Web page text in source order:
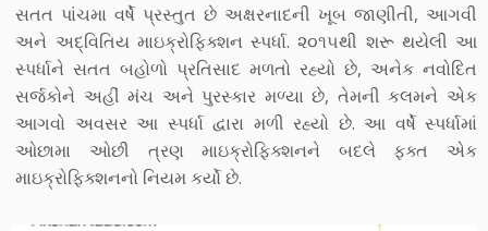
સતત પાંચમા વર્ષે પ્રસ્તુત છે અક્ષરનાદની ખૂબ જાણીતી, આગવી
અને અદ્વિતિય માઇક્રોફિક્શન સ્પર્ધા. ૨૦૧૫થી શરૂ થયેલી આ
સ્પર્ધાને સતત બહોળો પ્રતિસાદ મળતો રહ્યો છે, અનેક નવોદિત
સર્જકોને અહીં મંચ અને પુરસ્કાર મળ્યા છે, તેમની કલમને એક
આગવો અવસર આ સ્પર્ધા દ્વારા મળી રહ્યો છે. આ વર્ષે સ્પર્ધામાં
ઓછામા ઓછી ત્રણ માઇક્રોફિક્શનને બદલે ફક્ત એક
માઇક્રોફિક્શનનો નિયમ કર્યો છે.